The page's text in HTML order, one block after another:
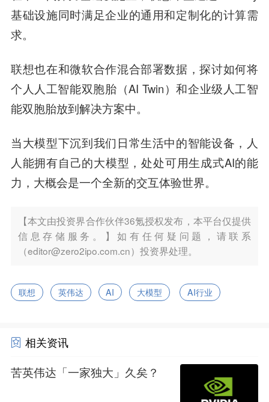
基础设施同时满足企业的通用和定制化的计算需
求。
联想也在和微软合作混合部署数据，探讨如何将
个人人工智能双胞胎（AI Twin）和企业级人工智
能双胞胎放到解决方案中。
当大模型下沉到我们日常生活中的智能设备，人
人能拥有自己的大模型，处处可用生成式AI的能
力，大概会是一个全新的交互体验世界。
【本文由投资界合作伙伴36氪授权发布，本平台仅提供
信息存储服务。】如有任何疑问题，请联系
（editor@zero2ipo.com.cn）投资界处理。
联想 英伟达 AI 大模型 AI行业
相关资讯
苦英伟达「一家独大」久矣？